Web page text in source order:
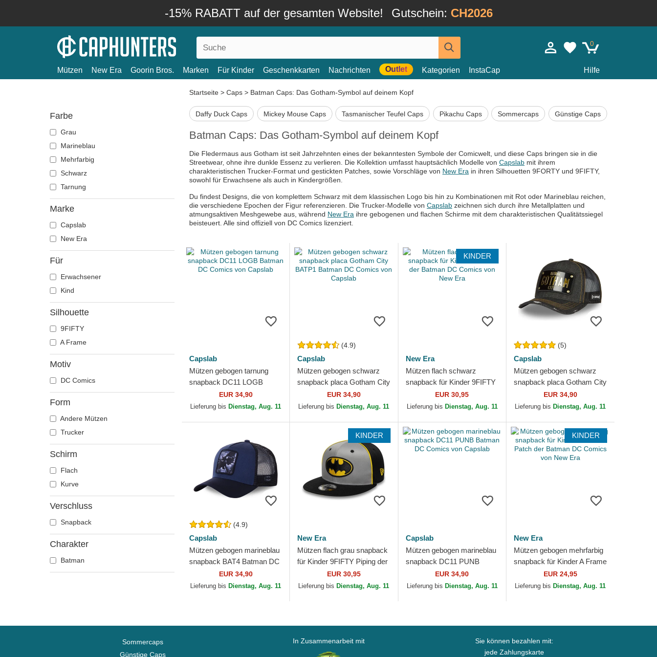
-15% RABATT auf der gesamten Website! Gutschein: CH2026
0
Mützen New Era Goorin Bros. Marken Für Kinder Geschenkkarten Nachrichten Outlet Kategorien InstaCap Hilfe
Farbe
Grau
Marineblau
Mehrfarbig
Schwarz
Tarnung
Marke
Capslab
New Era
Für
Erwachsener
Kind
Silhouette
9FIFTY
A Frame
Motiv
DC Comics
Form
Andere Mützen
Trucker
Schirm
Flach
Kurve
Verschluss
Snapback
Charakter
Batman
Startseite > Caps > Batman Caps: Das Gotham-Symbol auf deinem Kopf
Daffy Duck Caps Mickey Mouse Caps Tasmanischer Teufel Caps Pikachu Caps Sommercaps Günstige Caps
Batman Caps: Das Gotham-Symbol auf deinem Kopf
Die Fledermaus aus Gotham ist seit Jahrzehnten eines der bekanntesten Symbole der Comicwelt, und diese Caps bringen sie in die
Streetwear, ohne ihre dunkle Essenz zu verlieren. Die Kollektion umfasst hauptsächlich Modelle von Capslab mit ihrem
charakteristischen Trucker-Format und gestickten Patches, sowie Vorschläge von New Era in ihren Silhouetten 9FORTY und 9FIFTY,
sowohl für Erwachsene als auch in Kindergrößen.
Du findest Designs, die von komplettem Schwarz mit dem klassischen Logo bis hin zu Kombinationen mit Rot oder Marineblau reichen,
die verschiedene Epochen der Figur referenzieren. Die Trucker-Modelle von Capslab zeichnen sich durch ihre Metallplatten und
atmungsaktiven Meshgewebe aus, während New Era ihre gebogenen und flachen Schirme mit dem charakteristischen Qualitätssiegel
beisteuert. Alle sind offiziell von DC Comics lizenziert.
Capslab
Mützen gebogen tarnung
snapback DC11 LOGB
Batman DC Comics von
Capslab
EUR 34,90
Lieferung bis Dienstag, Aug. 11
(4.9)
Capslab
Mützen gebogen schwarz
snapback placa Gotham City
BATP1 Batman DC Comics
von Capslab
EUR 34,90
Lieferung bis Dienstag, Aug. 11
KINDER
New Era
Mützen flach schwarz
snapback für Kinder 9FIFTY
der Batman DC Comics von
New Era
EUR 30,95
Lieferung bis Dienstag, Aug. 11
(5)
Capslab
Mützen gebogen schwarz
snapback placa Gotham City
DC6 BATP1 Batman DC
Comics von Capslab
EUR 34,90
Lieferung bis Dienstag, Aug. 11
(4.9)
Capslab
Mützen gebogen marineblau
snapback BAT4 Batman DC
Comics von Capslab
EUR 34,90
Lieferung bis Dienstag, Aug. 11
KINDER
New Era
Mützen flach grau snapback
für Kinder 9FIFTY Piping der
Batman DC Comics von
New Era
EUR 30,95
Lieferung bis Dienstag, Aug. 11
Capslab
Mützen gebogen marineblau
snapback DC11 PUNB
Batman DC Comics von
Capslab
EUR 34,90
Lieferung bis Dienstag, Aug. 11
KINDER
New Era
Mützen gebogen mehrfarbig
snapback für Kinder A Frame
Patch der Batman DC
Comics von New Era
EUR 24,95
Lieferung bis Dienstag, Aug. 11
Sommercaps
Günstige Caps
In Zusammenarbeit mit
Sie können bezahlen mit:
jede Zahlungskarte